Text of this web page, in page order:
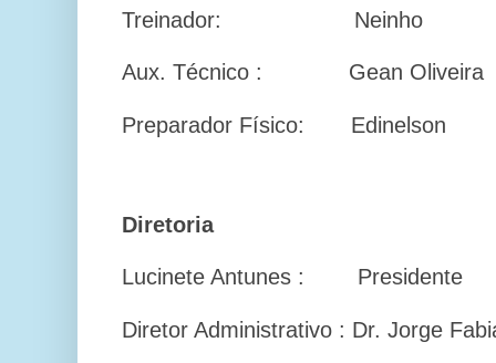
Treinador: Neinho
Aux. Técnico : Gean Oliveira
Preparador Físico: Edinelson
Diretoria
Lucinete Antunes : Presidente
Diretor Administrativo : Dr. Jorge